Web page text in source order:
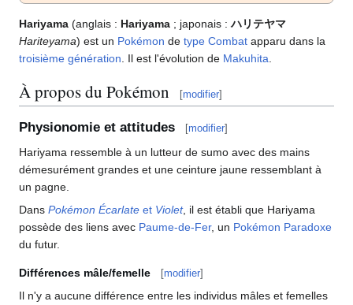
Hariyama (anglais : Hariyama ; japonais :ハリテヤマ
Hariteyama) est un Pokémon de type Combat apparu dans la
troisième génération . Il est l'évolution de Makuhita
À propos du Pokémon [modifier]
Physionomie et attitudes [modifier]
Hariyama ressemble à un lutteur de sumo avec des mains
démesurément grandes et une ceinture jaune ressemblant à
un pagne.
Dans Pokémon Écarlate et Violet, il est établi que Hariyama
possède des liens avec Paume-de-Fer, un Pokémon Paradoxe
du futur.
Différences mâle/femelle [modifier]
Il n'y a aucune différence entre les individus mâles et femelles